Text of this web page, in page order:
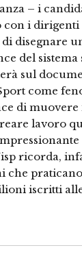
– i
i dirigenti
disegnare
del sistema
sul
come
di
lavoro
ricorda,
che
iscritti